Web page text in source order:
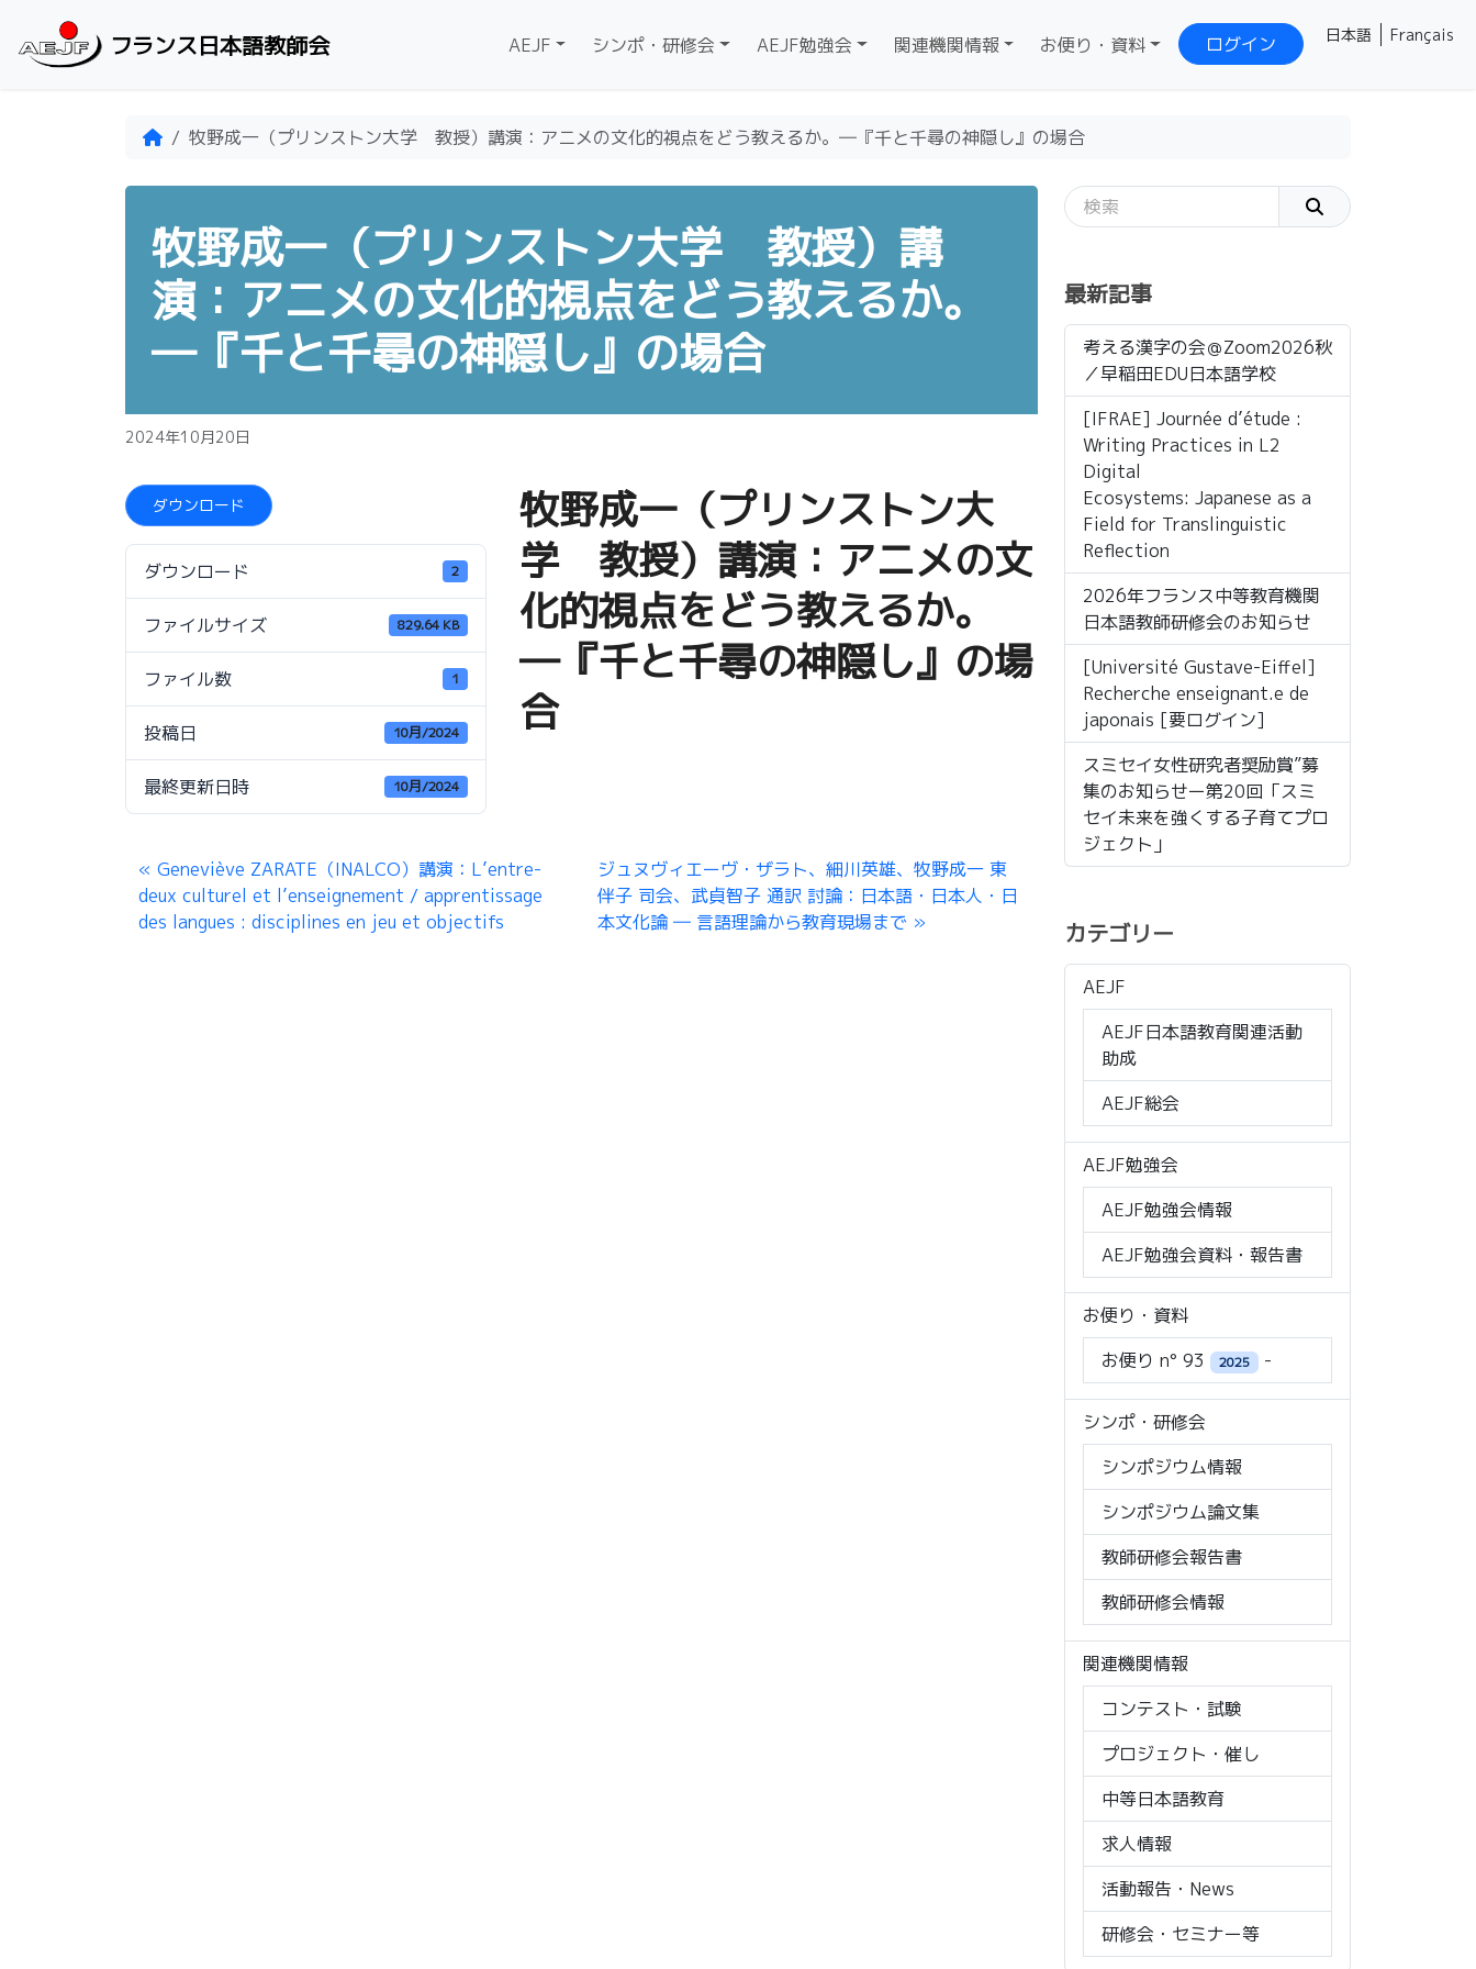
フランス日本語教師会 AEJF シンポ・研修会 AEJF勉強会 関連機関情報 お便り・資料 ログイン Français
日本語
Home牧野成一（プリンストン大学 教授）講演：アニメの文化的視点をどう教えるか。―『千と千尋の神隠し』の場合
牧野成一（プリンストン大学 教授）講
演：アニメの文化的視点をどう教えるか。
―『千と千尋の神隠し』の場合
2024年10月20日
ダウンロード
ダウンロード 2
ファイルサイズ 829.64 KB
ファイル数 1
投稿日 10月/2024
最終更新日時 10月/2024
牧野成一（プリンストン大
学 教授）講演：アニメの文
化的視点をどう教えるか。
―『千と千尋の神隠し』の場
合
Geneviève ZARATE（INALCO）講演：L’entre-
deux culturel et l’enseignement / apprentissage
des langues : disciplines en jeu et objectifs
ジュヌヴィエーヴ・ザラト、細川英雄、牧野成一 東
伴子 司会、武貞智子 通訳 討論：日本語・日本人・日
本文化論 ― 言語理論から教育現場まで
最新記事
考える漢字の会＠Zoom2026秋
／早稲田EDU日本語学校
[IFRAE] Journée d’étude :
Writing Practices in L2
Digital
Ecosystems: Japanese as a
Field for Translinguistic
Reflection
2026年フランス中等教育機関
日本語教師研修会のお知らせ
[Université Gustave-Eiffel]
Recherche enseignant.e de
japonais [要ログイン]
スミセイ女性研究者奨励賞”募
集のお知らせー第20回「スミ
セイ未来を強くする子育てプロ
ジェクト」
カテゴリー
AEJF
AEJF日本語教育関連活動
助成
AEJF総会
AEJF勉強会
AEJF勉強会情報
AEJF勉強会資料・報告書
お便り・資料
お便り n° 93
2025 -
シンポ・研修会
シンポジウム情報
シンポジウム論文集
教師研修会報告書
教師研修会情報
関連機関情報
コンテスト・試験
プロジェクト・催し
中等日本語教育
求人情報
活動報告・News
研修会・セミナー等